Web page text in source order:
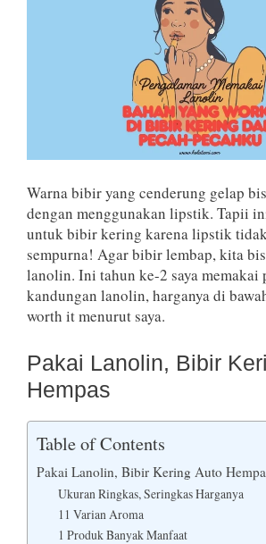
Warna bibir yang cenderung gelap
dengan menggunakan lipstik. Tapii
untuk bibir kering karena lipstik
sempurna! Agar bibir lembap, kita
lanolin. Ini tahun ke-2 saya memakai
kandungan lanolin, harganya di
worth it menurut saya.
Pakai Lanolin, Bibir
Hempas
Table of Contents
Pakai Lanolin, Bibir Kering Auto
Ukuran Ringkas, Seringkas Harganya
11 Varian Aroma
1 Produk Banyak Manfaat